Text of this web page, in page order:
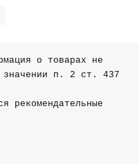
о товарах не
значении п. 2 ст. 437
рекомендательные